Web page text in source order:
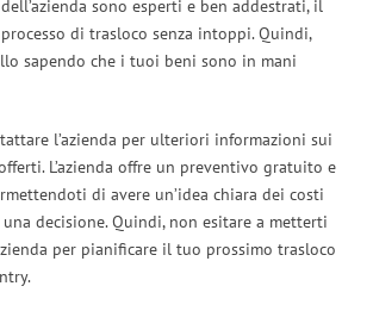
sono esperti e ben addestrati, il
di trasloco senza intoppi. Quindi,
sapendo che i tuoi beni sono in mani
l’azienda per ulteriori informazioni sui
L’azienda offre un preventivo gratuito e
di avere un’idea chiara dei costi
decisione. Quindi, non esitare a metterti
per pianificare il tuo prossimo trasloco